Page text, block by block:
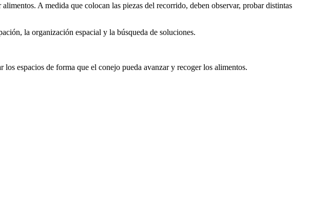
A medida que colocan las piezas del recorrido, deben observar, probar distintas
la organización espacial y la búsqueda de soluciones.
espacios de forma que el conejo pueda avanzar y recoger los alimentos.